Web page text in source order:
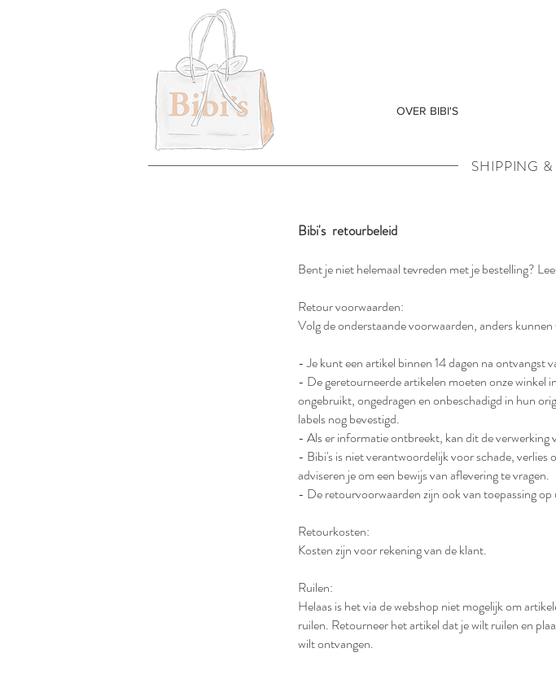
OVER BIBI'S
SHIPPING
Bibi's retourbeleid
Bent je niet helemaal tevreden met je bestelling?
Retour voorwaarden:
Volg de onderstaande voorwaarden, anders
- Je kunt een artikel binnen 14 dagen na ontvangst
- De geretourneerde artikelen moeten onze winkel
ongebruikt, ongedragen en onbeschadigd in hun
labels nog bevestigd.
- Als er informatie ontbreekt, kan dit de verwerking
- Bibi's is niet verantwoordelijk voor schade,
adviseren je om een ​​bewijs van aflevering te vragen.
- De retourvoorwaarden zijn ook van toepassing
Retourkosten:
Kosten zijn voor rekening van de klant.
Ruilen:
Helaas is het via de webshop niet mogelijk om
ruilen. Retourneer het artikel dat je wilt ruilen en
wilt ontvangen.